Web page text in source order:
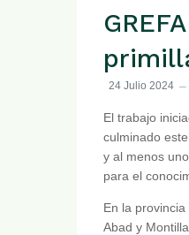
24 Julio 2024
El trabajo
culminado
y al menos
para el
En la
Abad y